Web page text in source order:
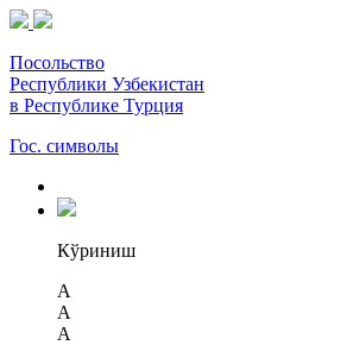
Посольство
Республики Узбекистан
в Республике Турция
Гос. символы
Кўриниш
A
A
A